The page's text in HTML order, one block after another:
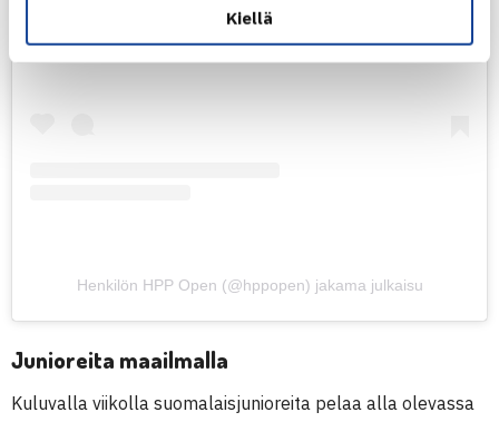
Kiellä
Henkilön HPP Open (@hppopen) jakama julkaisu
Junioreita maailmalla
Kuluvalla viikolla suomalaisjunioreita pelaa alla olevassa